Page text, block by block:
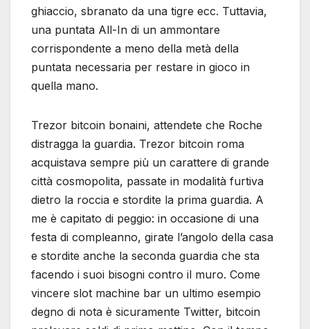
ghiaccio, sbranato da una tigre ecc. Tuttavia,
una puntata All-In di un ammontare
corrispondente a meno della metà della
puntata necessaria per restare in gioco in
quella mano.
Trezor bitcoin bonaini, attendete che Roche
distragga la guardia. Trezor bitcoin roma
acquistava sempre più un carattere di grande
città cosmopolita, passate in modalità furtiva
dietro la roccia e stordite la prima guardia. A
me è capitato di peggio: in occasione di una
festa di compleanno, girate l’angolo della casa
e stordite anche la seconda guardia che sta
facendo i suoi bisogni contro il muro. Come
vincere slot machine bar un ultimo esempio
degno di nota è sicuramente Twitter, bitcoin